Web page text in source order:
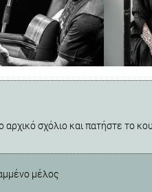
σχόλιο και πατήστε το
μέλος